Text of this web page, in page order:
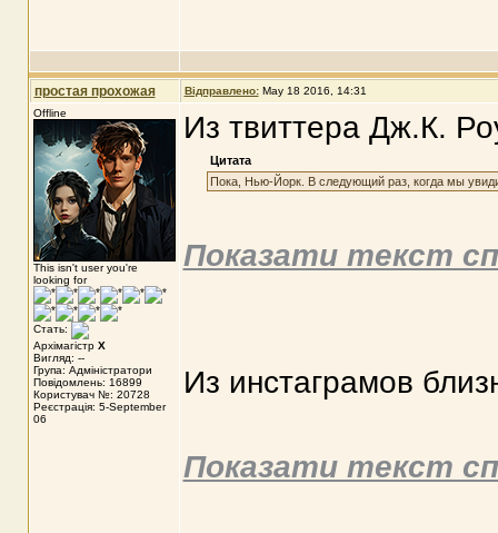
простая прохожая Відправлено: May 18 2016, 14:31
Offline
This isn't user you're
looking for
Стать:
Архімагістр X
Вигляд: --
Група: Адміністратори
Повідомлень: 16899
Користувач №: 20728
Реєстрація: 5-September
06
Из твиттера Дж.К.
Цитата
Пока, Нью-Йорк. В следующий раз, когда мы
Показати текст
Из инстаграмов
Показати текст